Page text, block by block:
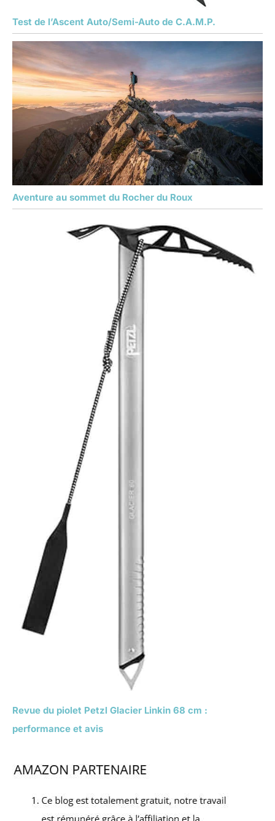
Test de l’Ascent Auto/Semi-Auto de C.A.M.P.
Aventure au sommet du Rocher du Roux
Revue du piolet Petzl Glacier Linkin 68 cm :
performance et avis